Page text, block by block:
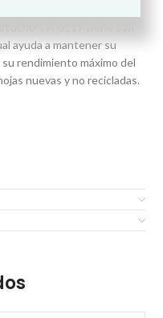
rinde para 15,000 páginas
TK-6117 viene con
ayuda a mantener su
rendimiento máximo del
nuevas y no recicladas.